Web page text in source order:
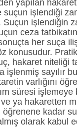
yapılan
suçun işlendiği
işlendiğin
ceza
her suça
konusudur.
hakaret niteliği
işlenmiş sayılır
varlığını
süresi işlemeye
ya hakaretten
öğrenene kadar
olarak kabul